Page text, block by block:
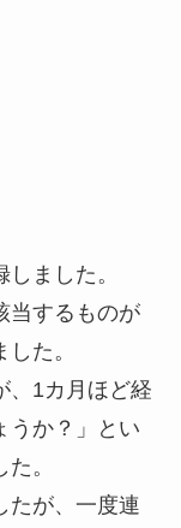
ました。
当するものが
た。
、1カ月ほど経
うか？」とい
。
たが、一度連